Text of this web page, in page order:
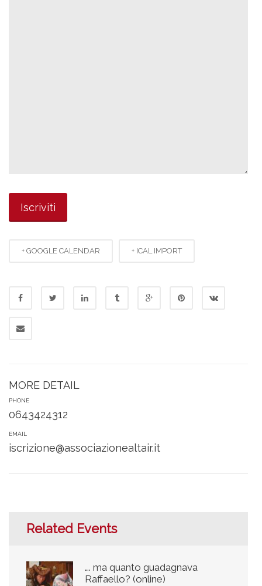
+ GOOGLE CALENDAR + ICAL IMPORT
MORE DETAIL
PHONE
0643424312
EMAIL
iscrizione@associazionealtair.it
Related Events
…. ma quanto guadagnava
Raffaello? (online)